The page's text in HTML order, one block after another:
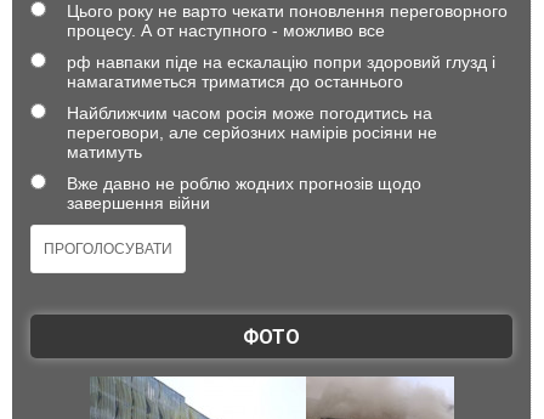
Цього року не варто чекати поновлення переговорного
процесу. А от наступного - можливо все
рф навпаки піде на ескалацію попри здоровий глузд і
намагатиметься триматися до останнього
Найближчим часом росія може погодитись на
переговори, але серйозних намірів росіяни не
матимуть
Вже давно не роблю жодних прогнозів щодо
завершення війни
ФОТО